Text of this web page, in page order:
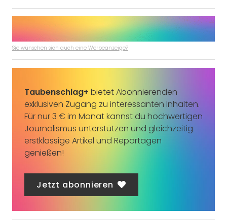
Sie wünschen sich auch eine Werbeanzeige?
Taubenschlag+ bietet Abonnierenden
exklusiven Zugang zu interessanten Inhalten.
Für nur 3 € im Monat kannst du hochwertigen
Journalismus unterstützen und gleichzeitig
erstklassige Artikel und Reportagen
genießen!
Jetzt abonnieren